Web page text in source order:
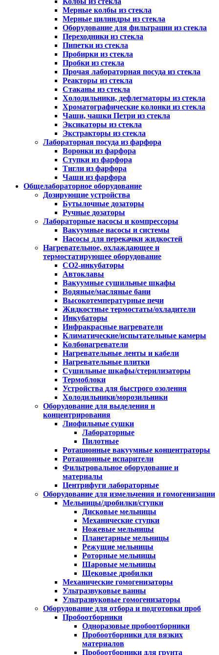
Мерные колбы из стекла
Мерные цилиндры из стекла
Оборудование для фильтрации из стекла
Переходники из стекла
Пипетки из стекла
Пробирки из стекла
Пробки из стекла
Прочая лабораторная посуда из стекла
Реакторы из стекла
Стаканы из стекла
Холодильники, дефлегматоры из стекла
Хроматографические колонки из стекла
Чаши, чашки Петри из стекла
Эксикаторы из стекла
Экстракторы из стекла
Лабораторная посуда из фарфора
Воронки из фарфора
Ступки из фарфора
Тигли из фарфора
Чаши из фарфора
Общелабораторное оборудование
Дозирующие устройства
Бутылочные дозаторы
Ручные дозаторы
Лабораторные насосы и компрессоры
Вакуумные насосы и системы
Насосы для перекачки жидкостей
Нагревательное, охлаждающее и
термостатирующее оборудование
CO2-инкубаторы
Автоклавы
Вакуумные сушильные шкафы
Водяные/масляные бани
Высокотемпературные печи
Жидкостные термостаты/охладители
Инкубаторы
Инфракрасные нагреватели
Климатические/испытательные камеры
Колбонагреватели
Нагревательные ленты и кабели
Нагревательные плитки
Сушильные шкафы/стерилизаторы
Термоблоки
Устройства для быстрого озоления
Холодильники/морозильники
Оборудование для выделения и
концентрирования
Лиофильные сушки
Лабораторные
Пилотные
Ротационные вакуумные концентраторы
Ротационные испарители
Фильтровальное оборудование и
материалы
Центрифуги лабораторные
Оборудование для измельчения и гомогенизации
Мельницы/дробилки/ступки
Дисковые мельницы
Механические ступки
Ножевые мельницы
Планетарные мельницы
Режущие мельницы
Роторные мельницы
Шаровые мельницы
Щековые дробилки
Механические гомогенизаторы
Ультразвуковые ванны
Ультразвуковые гомогенизаторы
Оборудование для отбора и подготовки проб
Пробоотборники
Одноразовые пробоотборники
Пробоотборники для вязких
материалов
Пробоотборники для грунта